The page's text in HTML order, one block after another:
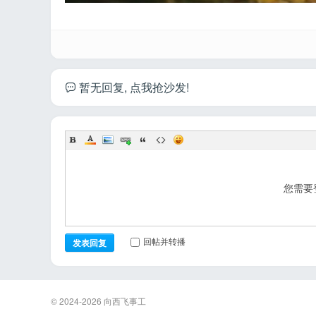
暂无回复, 点我抢沙发!
您需
发表回复 回帖并转播
© 2024-2026 向西飞事工